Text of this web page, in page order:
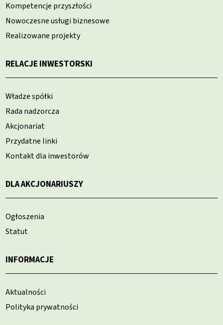
Kompetencje przyszłości
Nowoczesne usługi biznesowe
Realizowane projekty
RELACJE INWESTORSKI
Władze spółki
Rada nadzorcza
Akcjonariat
Przydatne linki
Kontakt dla inwestorów
DLA AKCJONARIUSZY
Ogłoszenia
Statut
INFORMACJE
Aktualności
Polityka prywatności